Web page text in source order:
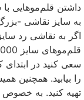
داشتن قلم‌موهایی
به سایز نقاشی -
اگر به نقاشی رد
قلم‌موهای سایز 000 تا 6 را خریداری کنید.
سعی کنید در
را بیابید. همچنین
تهیه کنید. به